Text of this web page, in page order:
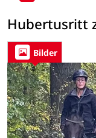
Hubertusritt
Bilder